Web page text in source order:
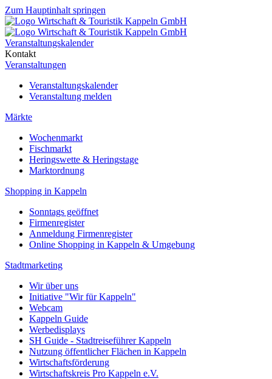
Zum Hauptinhalt springen
Veranstaltungskalender
Kontakt
Veranstaltungen
Veranstaltungskalender
Veranstaltung melden
Märkte
Wochenmarkt
Fischmarkt
Heringswette & Heringstage
Marktordnung
Shopping in Kappeln
Sonntags geöffnet
Firmenregister
Anmeldung Firmenregister
Online Shopping in Kappeln & Umgebung
Stadtmarketing
Wir über uns
Initiative "Wir für Kappeln"
Webcam
Kappeln Guide
Werbedisplays
SH Guide - Stadtreiseführer Kappeln
Nutzung öffentlicher Flächen in Kappeln
Wirtschaftsförderung
Wirtschaftskreis Pro Kappeln e.V.